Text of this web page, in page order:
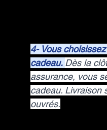
4- Vous
cadeau. Dès la
assurance, vous
cadeau. Livraison
ouvrés.